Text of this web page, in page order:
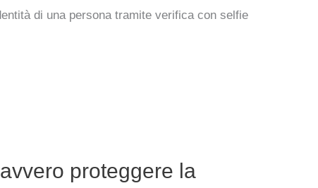
di una persona tramite verifica con selfie
proteggere la